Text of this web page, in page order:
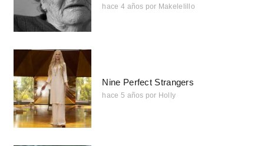
hace 4 años por Makelelillo
Nine Perfect Strangers
hace 5 años por Holly